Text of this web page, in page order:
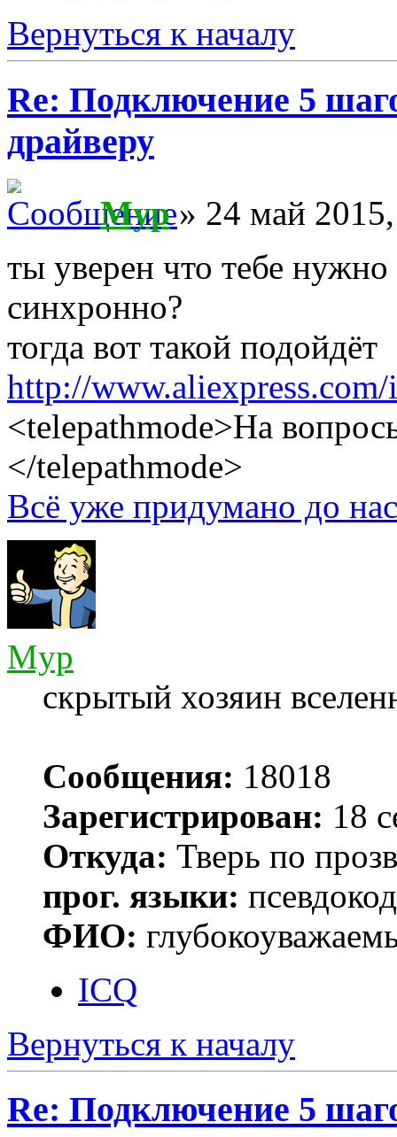
Вернуться к началу
Re: Подключение 5
драйверу
Myp» 24 май
ты уверен что тебе
синхронно?
тогда вот такой подойдёт
http://
<telepathmode>На
</telepathmode>
Всё уже придумано до
Myp
скрытый хозяин
Сообщения: 18018
Зарегистрирован: 18
Откуда: Тверь по
прог. языки:
ФИО:
ICQ
Вернуться к началу
Re: Подключение 5